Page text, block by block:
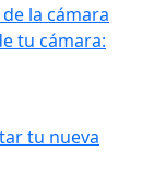
la cámara
tu cámara:
tu nueva